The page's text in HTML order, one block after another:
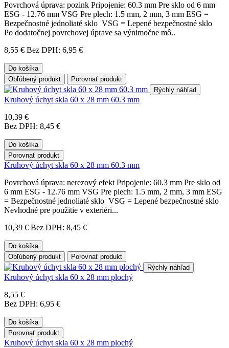
Povrchová úprava: pozink Pripojenie: 60.3 mm Pre sklo od 6 mm
ESG - 12.76 mm VSG Pre plech: 1.5 mm, 2 mm, 3 mm ESG =
Bezpečnostné jednoliaté sklo VSG = Lepené bezpečnostné sklo
Po dodatočnej povrchovej úprave sa výnimočne mô..
8,55 € Bez DPH: 6,95 €
Do košíka
Obľúbený produkt
Porovnať produkt
Rýchly náhľad
Kruhový úchyt skla 60 x 28 mm 60.3 mm
10,39 €
Bez DPH: 8,45 €
Do košíka
Porovnať produkt
Kruhový úchyt skla 60 x 28 mm 60.3 mm
Povrchová úprava: nerezový efekt Pripojenie: 60.3 mm Pre sklo od
6 mm ESG - 12.76 mm VSG Pre plech: 1.5 mm, 2 mm, 3 mm ESG
= Bezpečnostné jednoliaté sklo VSG = Lepené bezpečnostné sklo
Nevhodné pre použitie v exteriéri...
10,39 € Bez DPH: 8,45 €
Do košíka
Obľúbený produkt
Porovnať produkt
Rýchly náhľad
Kruhový úchyt skla 60 x 28 mm plochý
8,55 €
Bez DPH: 6,95 €
Do košíka
Porovnať produkt
Kruhový úchyt skla 60 x 28 mm plochý